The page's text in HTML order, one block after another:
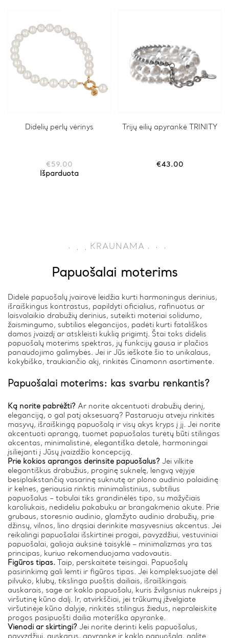
product
page
Didelių perlų vėrinys
€ 59.00
Išparduota
Trijų eilių apyrankė TRINITY
€43.00
. . . KRAUNAMA . . .
Papuošalai moterims
Didelė papuošalų įvairovė leidžia kurti harmoningus derinius,
išraiškingus kontrastus, papildyti oficialius, rafinuotus ar
laisvalaikio drabužių derinius, suteikti moteriai solidumo,
žaismingumo, subtilios elegancijos, padėti kurti fatališkos
damos įvaizdį ar atskleisti kuklią prigimtį. Štai toks didelis
papuošalų moterims spektras, jų funkcijų gausa ir plačios
panaudojimo galimybės. Jei ir Jūs ieškote šio to unikalaus,
kokybiško, traukiančio akį, rinkitės Cinamonn asortimente.
Papuošalai moterims: kas svarbu renkantis?
Ką norite pabrėžti? Ar norite akcentuoti drabužių derinį,
eleganciją, o gal patį aksesuarą? Pastaruoju atveju rinkitės
masyvų, išraiškingą papuošalą ir visų akys kryps į jį. Jei norite
akcentuoti aprangą, tuomet papuošalas turėtų būti stilingas
akcentas, minimalistinė, elegantiška detalė, harmoningai
įsiliejanti į Jūsų įvaizdžio koncepciją.
Prie kokios aprangos derinsite papuošalus? Jei vilkite
elegantiškus drabužius, proginę suknelę, lengvą vėjyje
besiplaikstančią vasarinę suknutę ar plono audinio palaidinę
ir kelnes, geriausia rinktis minimalistinius, subtilius
papuošalus – tobulai tiks grandinėlės tipo, su mažyčiais
karoliukais, nedideliu pakabuku ar brangakmenio akute. Prie
grubaus, storesnio audinio, glamžyto audinio drabužių, prie
džinsų, vilnos, lino drąsiai derinkite masyvesnius akcentus. Jei
reikalingi papuošalai išskirtinei progai, pavyzdžiui, vestuviniai
papuošalai, galioja auksinė taisyklė – minimalizmas yra tas
principas, kuriuo rekomenduojama vadovautis.
Figūros tipas. Taip, perskaitėte teisingai. Papuošalų
pasirinkimą gali lemti ir figūros tipas. Jei kompleksuojate dėl
pilvuko, klubų, tikslinga puoštis dailiais, išraiškingais
auskarais, sage ar kaklo papuošalu, kuris žvilgsnius nukreips į
viršutinę kūno dalį. Ir, atvirkščiai, jei trūkumų įžvelgiate
viršutinėje kūno dalyje, rinkitės stilingus žiedus, nepraleiskite
progos pasipuošti dailia moteriška apyranke.
Vienodi ar skirtingi? Jei norite derinti kelis papuošalus,
pavyzdžiui, auskarus, apyrankę ir kaklo papuošalą, galite